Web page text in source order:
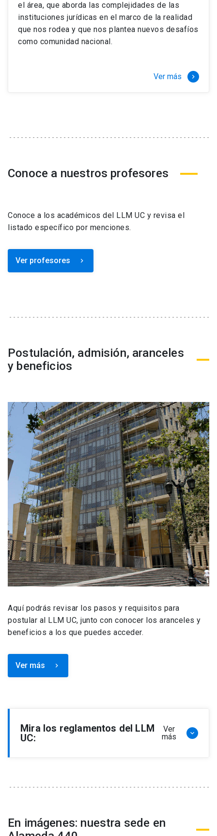
el área, que aborda las complejidades de las
instituciones jurídicas en el marco de la realidad
que nos rodea y que nos plantea nuevos desafíos
como comunidad nacional.
Ver más keyboard_arrow_right
Conoce a nuestros profesores
Conoce a los académicos del LLM UC y revisa el
listado específico por menciones.
Ver profesores keyboard_arrow_right
Postulación, admisión, aranceles
y beneficios
Aquí podrás revisar los pasos y requisitos para
postular al LLM UC, junto con conocer los aranceles y
beneficios a los que puedes acceder.
Ver más keyboard_arrow_right
Mira los reglamentos del LLM
UC:
Ver
más
keyboard_arrow_down
Reglamento de Becas y Descuentos Programa
de Magíster en Derecho, LLM
En imágenes: nuestra sede en